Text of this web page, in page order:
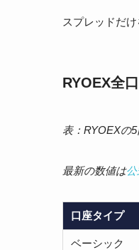
スプレッドだ
RYOEX全
表：RYOEXの
最新の数値は公
口座タイプ
ベーシック